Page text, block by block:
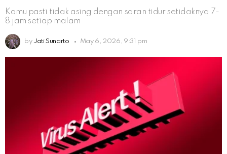
Kamu pasti tidak asing dengan saran tidur setidaknya 7-
8 jam setiap malam
by Jati Sunarto May 6, 2026, 9:31 pm